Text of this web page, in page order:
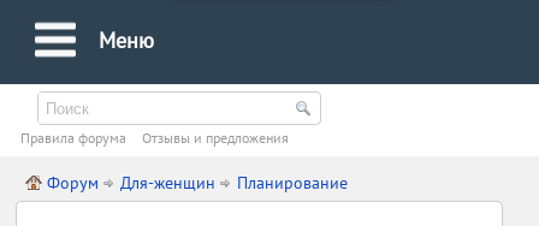
Меню
Правила форума Oтзывы и предложения
Форум Для-женщин Планирование